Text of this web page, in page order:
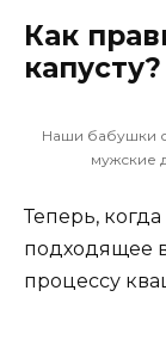
Как
Наши бабушки
мужские
Теперь,
подходящее
процессу